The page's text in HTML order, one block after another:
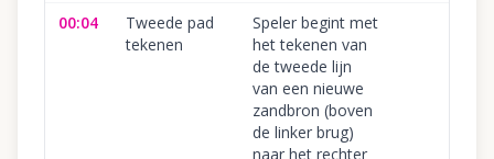
00:04
Tweede pad
tekenen
Speler begint met
het tekenen van
de tweede lijn
van een nieuwe
zandbron (boven
de linker brug)
naar het rechter